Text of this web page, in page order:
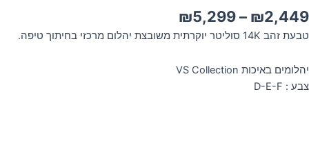
₪2,449
–
₪5,299
מחירים:
עד
טבעת זהב 14K סוליטר יוקרתית משובצת יהלום מרכזי בחיתוך טיפה.
יהלומים באיכות VS Collection
צבע : D-E-F